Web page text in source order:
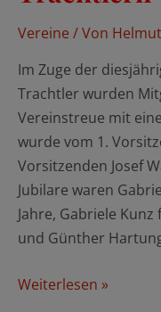
Vereine / Von
Im Zuge der
Trachtler wurden
Vereinstreue mit
wurde vom 1.
Vorsitzenden Josef
Jubilare waren
Jahre, Gabriele
und Günther
Ehrungen
Weiterlesen »